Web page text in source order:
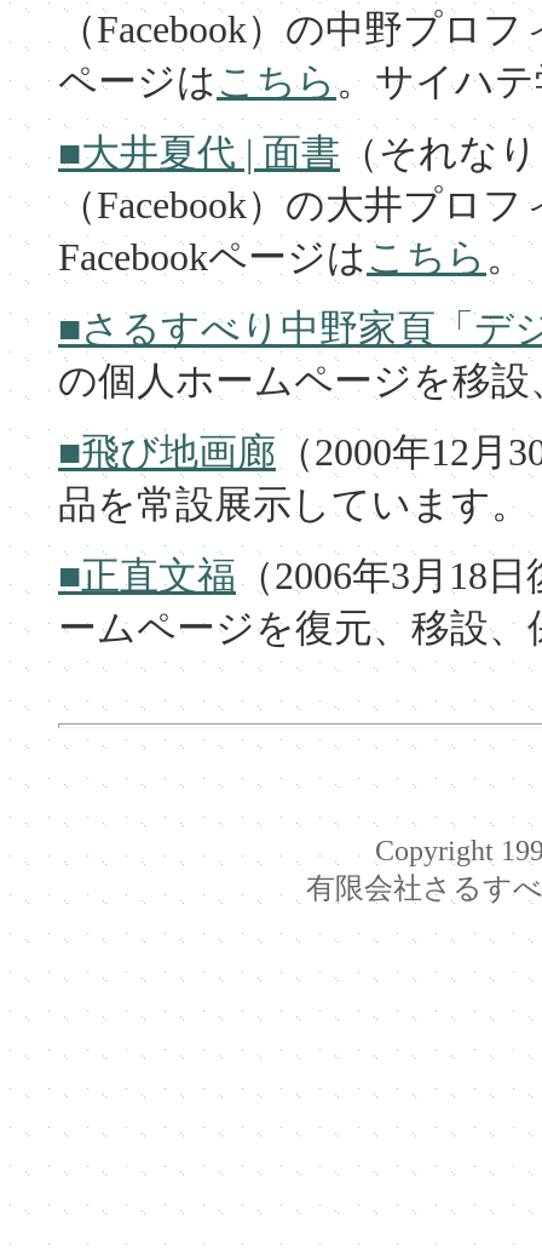
（Facebook）の中野プロ
ページはこちら。サイハテ
■大井夏代 | 面書 （それな
（Facebook）の大井プロ
Facebookページは こちら 。
■さるすべり中野家頁「デ
の個人ホームページを移
■飛び地画廊 （2000年12
品を常設展示しています。
■正直文福（2006年3月18
ームページを復元、移設
Copyright
有限会社さるす